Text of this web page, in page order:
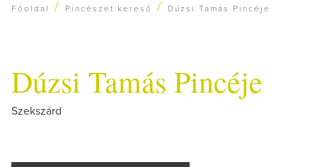
Főoldal / Pincészet kereső / Dúzsi Tamás Pincéje
Dúzsi Tamás Pincéje
Szekszárd